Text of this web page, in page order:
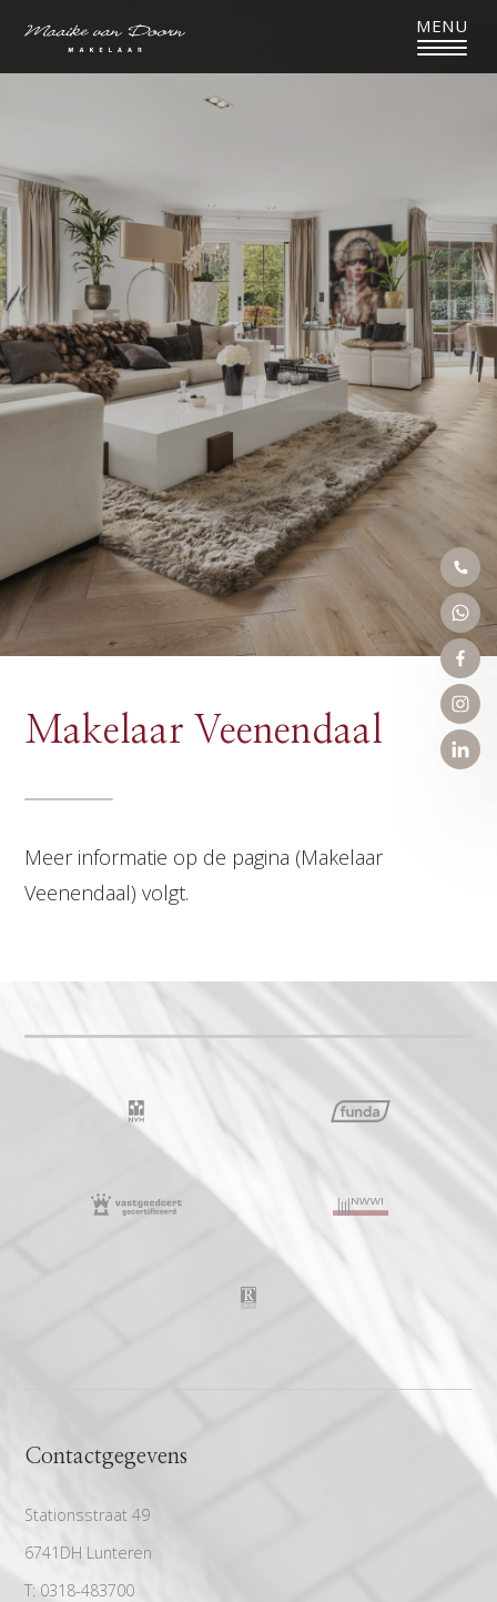
Makelaar Veenendaal
Meer informatie op de pagina (Makelaar
Veenendaal) volgt.
Contactgegevens
Stationsstraat 49
6741DH Lunteren
T: 0318-483700